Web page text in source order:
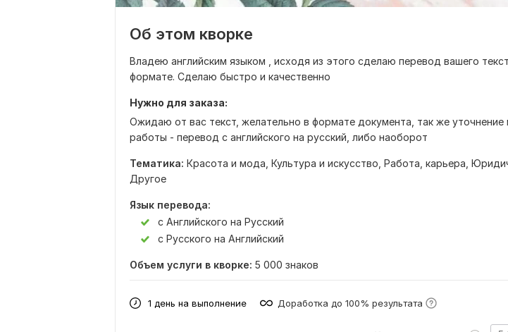
Об этом кворке
Владею английским языком , исходя из этого сделаю перевод вашего
формате. Сделаю быстро и качественно
Нужно для заказа:
Ожидаю от вас текст, желательно в формате документа, так же уточнение
работы - перевод с английского на русский, либо наоборот
Тематика: Красота и мода, Культура и искусство, Работа, карьера,
Другое
Язык перевода:
с Английского на Русский
с Русского на Английский
Объем услуги в кворке: 5 000 знаков
1 день на выполнение Доработка до 100% результата